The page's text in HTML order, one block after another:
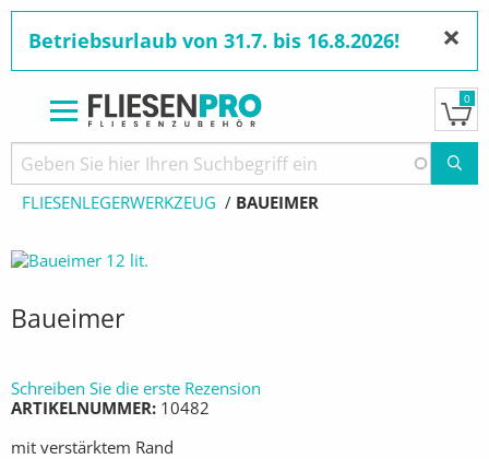
zum
Inhalt
Betriebsurlaub von 31.7. bis 16.8.2026! ×
0
Pfadnavigation
STARTSEITE PRODUKTE
WERKZEUGE
FLIESENLEGERWERKZEUG
AKTUELL:
BAUEIMER
Baueimer
Schreiben Sie die erste Rezension
ARTIKELNUMMER 10482
mit verstärktem Rand